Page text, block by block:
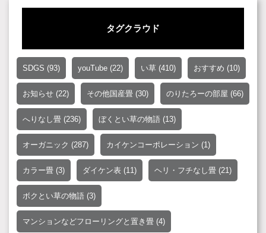
タグクラウド
SDGS (93) youTube (22) い草 (410) おすすめ (10)
お知らせ (22) その他国産畳 (30) のりたろーの部屋 (66)
へりなし畳 (236) ぼくとい草の物語 (13)
オーガニック (287) カイケンコーポレーション (1)
カラー畳 (3) ダイケン表 (11) ヘリ・フチなし畳 (21)
ボクとい草の物語 (3)
マンションなどフローリングと置き畳 (4)